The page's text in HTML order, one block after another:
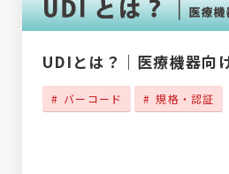
UDIとは？｜医療機器向
バーコード 規格・認証